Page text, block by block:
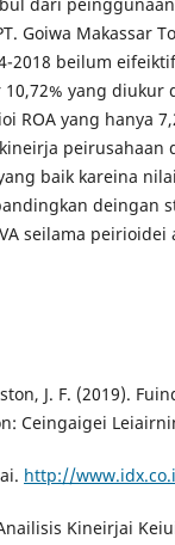
Goiwa Makassar
2018 beilum
yang diukur
ROA yang hanya
peirusahaan
baik kareina
deingan
seilama
J. F. (2019).
Ceingaigei
http://
Kineirjai